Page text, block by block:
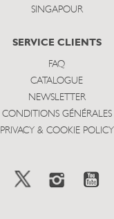
SINGAPOUR
SERVICE CLIENTS
FAQ
CATALOGUE
NEWSLETTER
CONDITIONS GÉNÉRALES
PRIVACY & COOKIE POLICY